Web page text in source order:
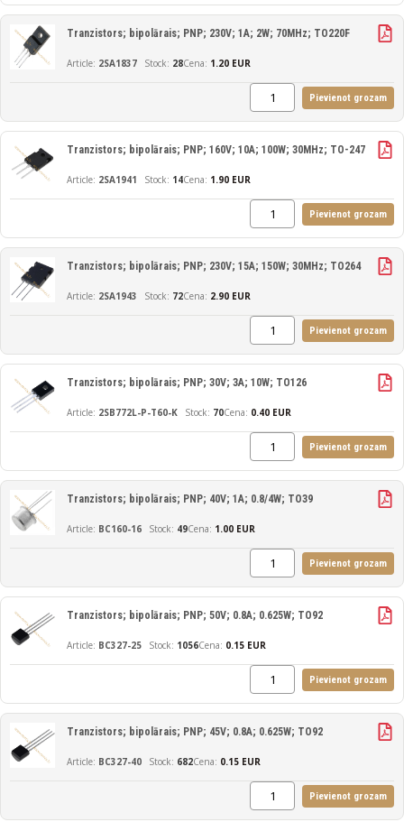
2SA1837
Tranzistors; bipolārais; PNP; 230V; 1A; 2W; 70MHz; TO220F
28Cena: 1.20 EUR
Pievienot grozam
2SA1941
Tranzistors; bipolārais; PNP; 160V; 10A; 100W; 30MHz; TO-247
14Cena: 1.90 EUR
Pievienot grozam
2SA1943
Tranzistors; bipolārais; PNP; 230V; 15A; 150W; 30MHz; TO264
72Cena: 2.90 EUR
Pievienot grozam
2SB772L-P-T60-K
Tranzistors; bipolārais; PNP; 30V; 3A; 10W; TO126
70Cena: 0.40 EUR
Pievienot grozam
BC160-16
Tranzistors; bipolārais; PNP; 40V; 1A; 0.8/4W; TO39
49Cena: 1.00 EUR
Pievienot grozam
BC327-25
Tranzistors; bipolārais; PNP; 50V; 0.8A; 0.625W; TO92
1056Cena: 0.15 EUR
Pievienot grozam
BC327-40
Tranzistors; bipolārais; PNP; 45V; 0.8A; 0.625W; TO92
682Cena: 0.15 EUR
Pievienot grozam